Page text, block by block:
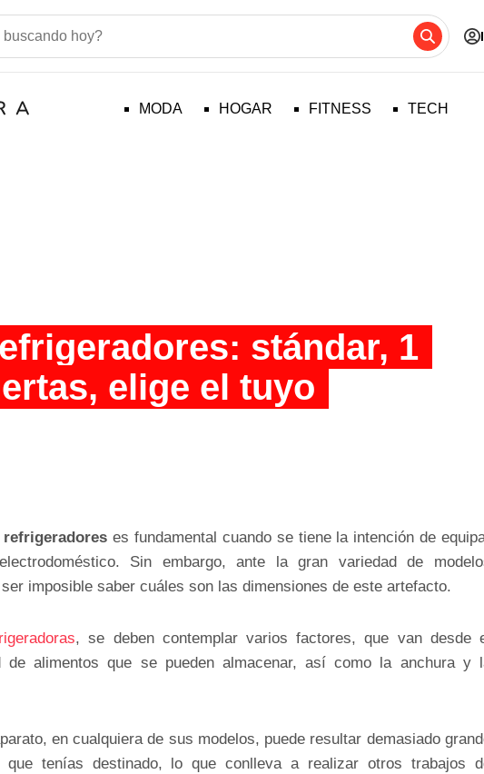
MODA HOGAR FITNESS TECH
stándar, 1
elige el tuyo
refrigeradores es fundamental cuando se tiene la intención de
Sin embargo, ante la gran variedad de
imposible saber cuáles son las dimensiones de este artefacto.
, se deben contemplar varios factores, que van desde
de alimentos que se pueden almacenar, así como la anchura y
en cualquiera de sus modelos, puede resultar demasiado
tenías destinado, lo que conlleva a realizar otros trabajos